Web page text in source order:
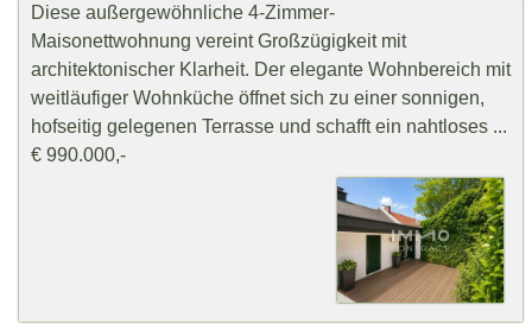
Diese außergewöhnliche 4-Zimmer-
Maisonettwohnung vereint Großzügigkeit mit
architektonischer Klarheit. Der elegante Wohnbereich mit
weitläufiger Wohnküche öffnet sich zu einer sonnigen,
hofseitig gelegenen Terrasse und schafft ein nahtloses ...
€ 990.000,-